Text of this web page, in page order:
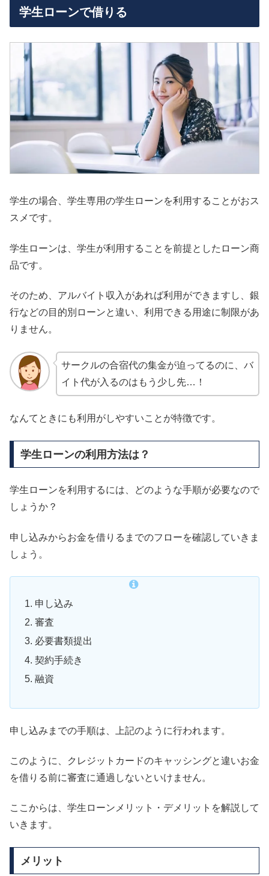
学生ローンで借りる
学生の場合、学生専用の学生ローンを利用することがおス
スメです。
学生ローンは、学生が利用することを前提としたローン商
品です。
そのため、アルバイト収入があれば利用ができますし、銀
行などの目的別ローンと違い、利用できる用途に制限があ
りません。
サークルの合宿代の集金が迫ってるのに、バ
イト代が入るのはもう少し先…！
なんてときにも利用がしやすいことが特徴です。
学生ローンの利用方法は？
学生ローンを利用するには、どのような手順が必要なので
しょうか？
申し込みからお金を借りるまでのフローを確認していきま
しょう。
申し込み
審査
必要書類提出
契約手続き
融資
申し込みまでの手順は、上記のように行われます。
このように、クレジットカードのキャッシングと違いお金
を借りる前に審査に通過しないといけません。
ここからは、学生ローンメリット・デメリットを解説して
いきます。
メリット